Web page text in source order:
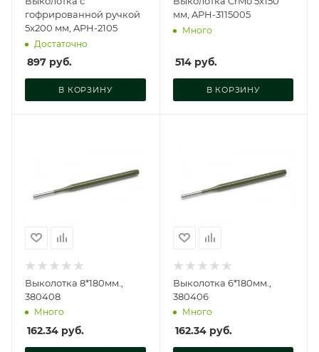
гофрированной ручкой
5x200 мм, APH-2105
Достаточно
897 руб.
В КОРЗИНУ
мм, APH-3115005
Много
514руб.
В КОРЗИНУ
Выколотка 8*180мм.,
380408
Много
162.34 руб.
Выколотка 6*180мм.,
380406
Много
162.34руб.